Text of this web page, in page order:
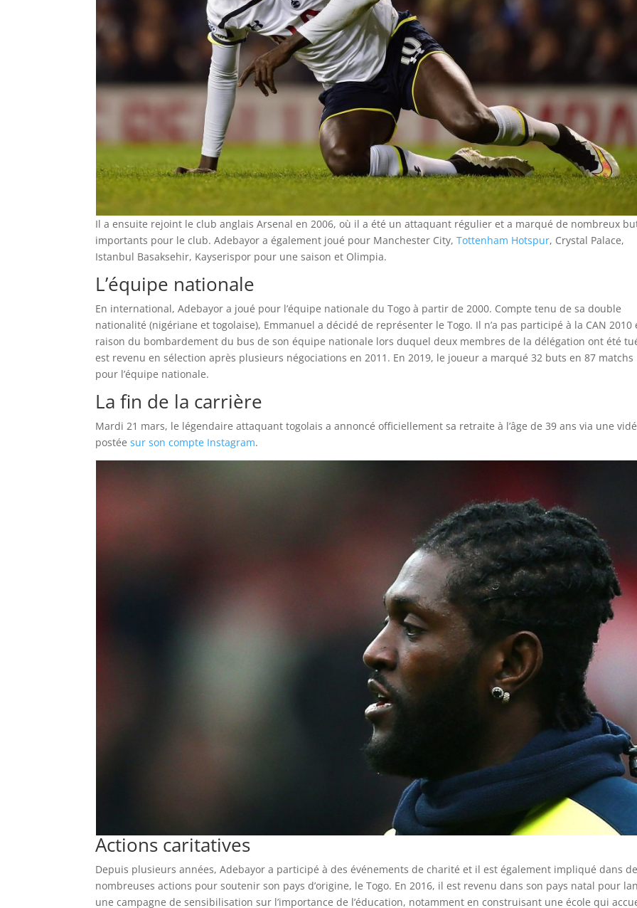
Il a ensuite rejoint le club anglais Arsenal en 2006, où il a été un attaquant régulier et a marqué de nombreux
importants pour le club. Adebayor a également joué pour Manchester City,Tottenham Hotspur, Crystal Palace,
Istanbul Basaksehir, Kayserispor pour une saison et Olimpia.
L’équipe nationale
En international, Adebayor a joué pour l’équipe nationale du Togo à partir de 2000. Compte tenu de sa double
nationalité (nigériane et togolaise), Emmanuel a décidé de représenter le Togo. Il n’a pas participé à la CAN 2010
raison du bombardement du bus de son équipe nationale lors duquel deux membres de la délégation ont été
est revenu en sélection après plusieurs négociations en 2011. En 2019, le joueur a marqué 32 buts en 87 matchs
pour l’équipe nationale.
La fin de la carrière
Mardi 21 mars, le légendaire attaquant togolais a annoncé officiellement sa retraite à l’âge de 39 ans via une
postéesur son compte Instagram.
Actions caritatives
Depuis plusieurs années, Adebayor a participé à des événements de charité et il est également impliqué dans
nombreuses actions pour soutenir son pays d’origine, le Togo. En 2016, il est revenu dans son pays natal pour
une campagne de sensibilisation sur l’importance de l’éducation, notamment en construisant une école qui